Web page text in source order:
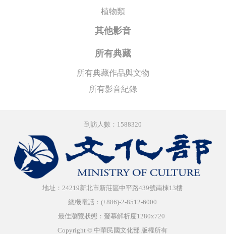
植物類
其他影音
所有典藏
所有典藏作品與文物
所有影音紀錄
到訪人數：1588320
地址：24219新北市新莊區中平路439號南棟13樓
總機電話：(+886)-2-8512-6000
最佳瀏覽狀態：螢幕解析度1280x720
Copyright © 中華民國文化部 版權所有